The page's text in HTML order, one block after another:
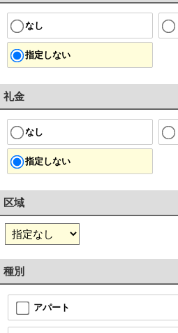
なし
指定しない
礼金
なし
指定しない
区域
種別
アパート